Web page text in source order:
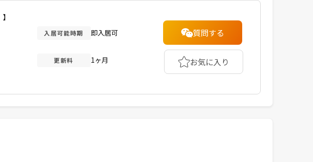
】
入居可能時期 即入居可
更新料 1ヶ月
質問する
お気に入り